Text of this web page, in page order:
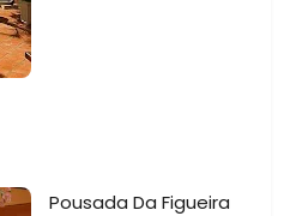
Pousada Da Figueira